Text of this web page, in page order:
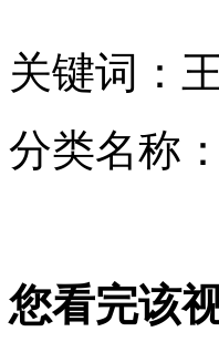
实拍"功夫高手"打倒
山西运城恶犬咬伤多
女孩北京地铁殴打
关键词：
分类名称：
您看完该